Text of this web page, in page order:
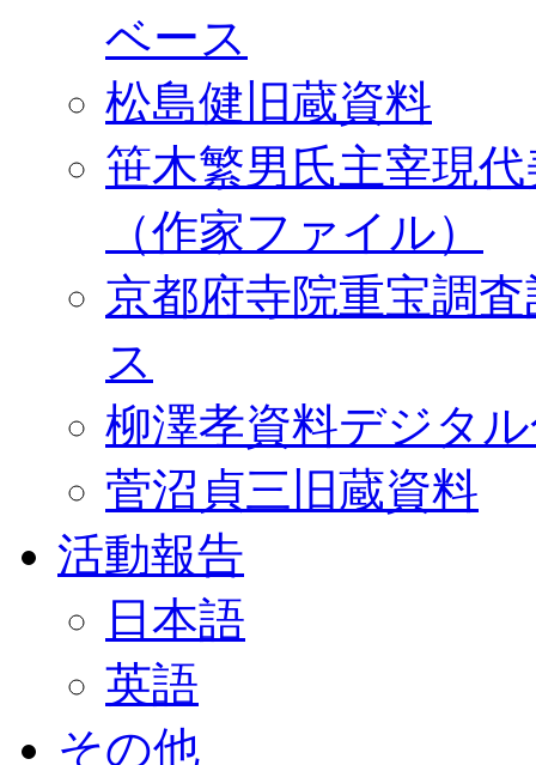
ベース
松島健旧蔵資料
笹木繁男氏主宰現
（作家ファイル）
京都府寺院重宝調
ス
柳澤孝資料デジタ
菅沼貞三旧蔵資料
活動報告
日本語
英語
その他